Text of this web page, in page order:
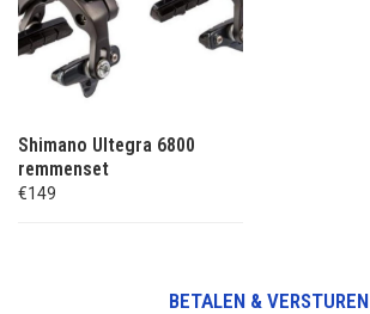
Shimano Ultegra 6800
remmenset
€149
BETALEN & VERSTUREN